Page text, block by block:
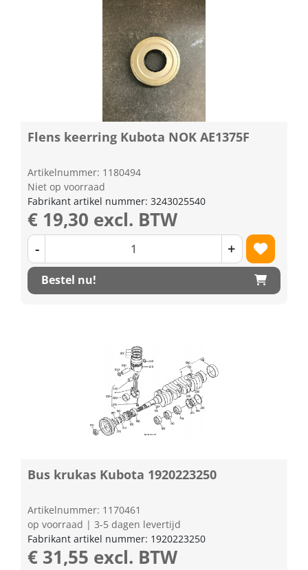
Flens keerring Kubota NOK AE1375F
Artikelnummer: 1180494
Niet op voorraad
Fabrikant artikel nummer: 3243025540
€ 19,30 excl. BTW
- +
Bestel nu!
Bus krukas Kubota 1920223250
Artikelnummer: 1170461
op voorraad | 3-5 dagen levertijd
Fabrikant artikel nummer: 1920223250
€ 31,55 excl. BTW